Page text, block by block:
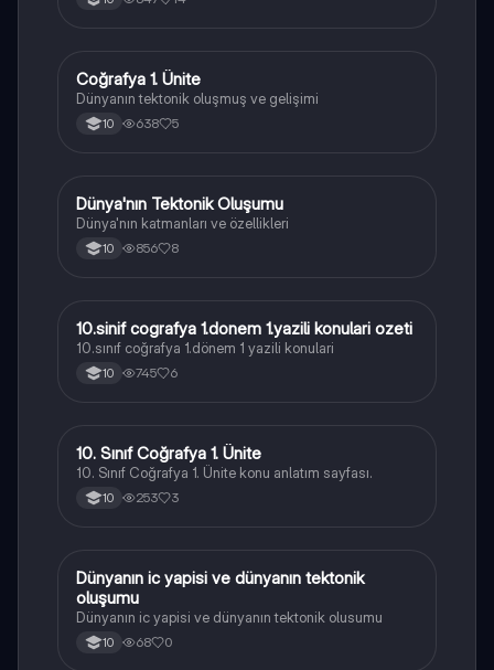
Coğrafya
Coğrafya 1. Ünite
Dünyanın tektonik oluşmuş ve gelişimi
10 638 5
Coğrafya
Dünya'nın Tektonik Oluşumu
Dünya'nın katmanları ve özellikleri
10 856 8
Coğrafya
10.sinif cografya 1.donem 1.yazili konulari ozeti
10.sınıf coğrafya 1.dönem 1 yazili konulari
10 745 6
Coğrafya
10. Sınıf Coğrafya 1. Ünite
10. Sınıf Coğrafya 1. Ünite konu anlatım sayfası.
10 253 3
Coğrafya
Dünyanın ic yapisi ve dünyanın tektonik
oluşumu
Dünyanın ic yapisi ve dünyanın tektonik olusumu
10 68 0